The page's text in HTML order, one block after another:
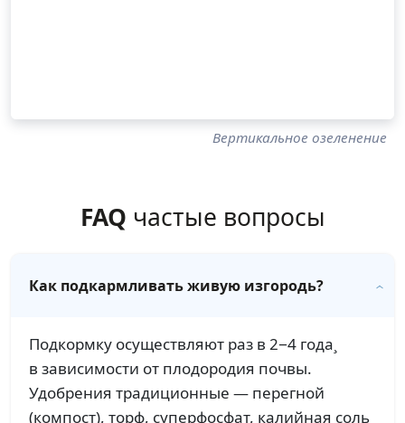
Вертикальное озеленение
FAQ частые вопросы
Как подкармливать живую изгородь?
Подкормку осуществляют раз в 2−4 года¸
в зависимости от плодородия почвы.
Удобрения традиционные — перегной
(компост), торф, суперфосфат, калийная соль